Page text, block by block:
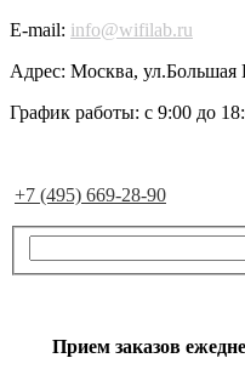
E-mail: info@wifilab.ru
Адрес: Москва, ул.Большая
График работы: с 9:00 до
+7 (495) 669-28-90
Прием заказов